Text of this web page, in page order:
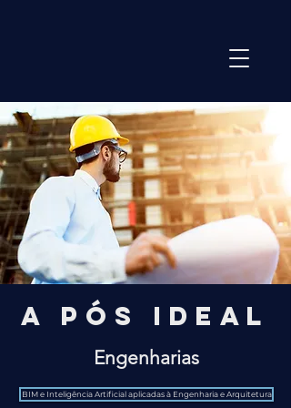
A Pós ideal
Engenharias
BIM e Inteligência Artificial aplicadas à Engenharia e Arquitetura